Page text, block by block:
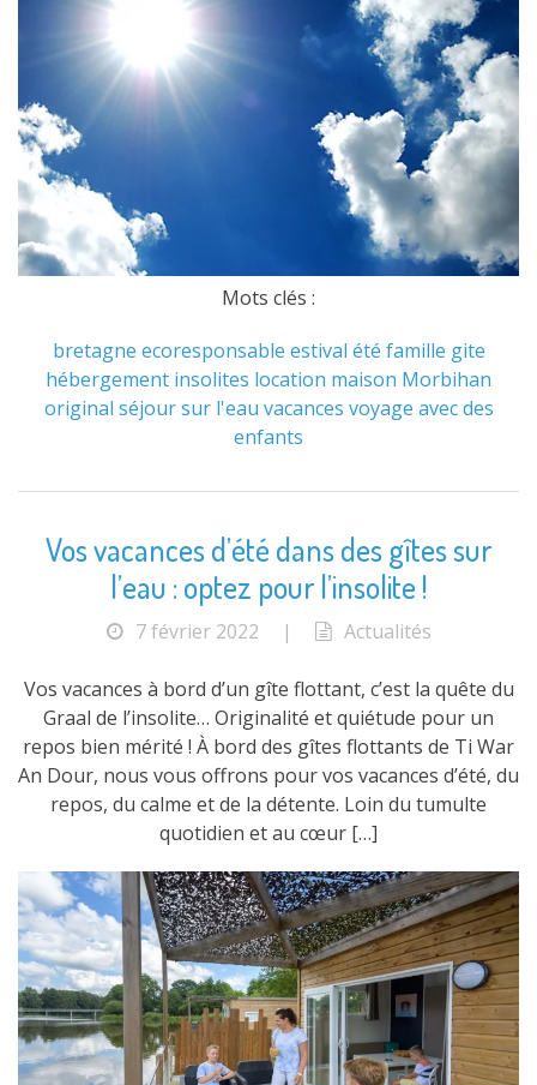
Mots clés :
bretagne ecoresponsable estival été famille gite
hébergement insolites location maison Morbihan
original séjour sur l'eau vacances voyage avec des
enfants
Vos vacances d’été dans des gîtes sur
l’eau : optez pour l’insolite !
7 février 2022 | Actualités
Vos vacances à bord d’un gîte flottant, c’est la quête du
Graal de l’insolite… Originalité et quiétude pour un
repos bien mérité ! À bord des gîtes flottants de Ti War
An Dour, nous vous offrons pour vos vacances d’été, du
repos, du calme et de la détente. Loin du tumulte
quotidien et au cœur […]